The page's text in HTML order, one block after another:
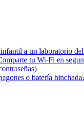
a un laboratorio
tu Wi-Fi en
o batería